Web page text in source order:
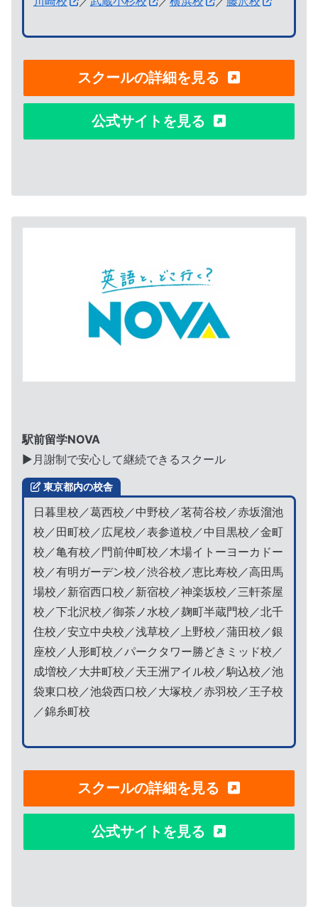
スクールの詳細を見る
公式サイトを見る
駅前留学NOVA
▶︎月謝制で安心して継続できるスクール
東京都内の校舎
日暮里校／葛西校／中野校／茗荷谷校／赤坂溜池
校／田町校／広尾校／表参道校／中目黒校／金町
校／亀有校／門前仲町校／木場イトーヨーカドー
校／有明ガーデン校／渋谷校／恵比寿校／高田馬
場校／新宿西口校／新宿校／神楽坂校／三軒茶屋
校／下北沢校／御茶ノ水校／麹町半蔵門校／北千
住校／安立中央校／浅草校／上野校／蒲田校／銀
座校／人形町校／パークタワー勝どきミッド校／
成増校／大井町校／天王洲アイル校／駒込校／池
袋東口校／池袋西口校／大塚校／赤羽校／王子校
／錦糸町校
スクールの詳細を見る
公式サイトを見る